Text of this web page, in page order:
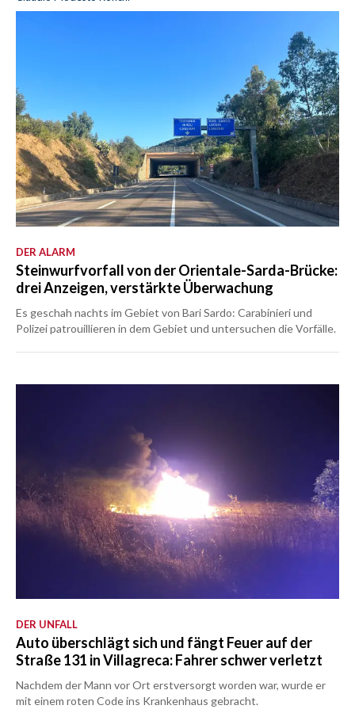
DER ALARM
Steinwurfvorfall von der Orientale-Sarda-Brücke:
drei Anzeigen, verstärkte Überwachung
Es geschah nachts im Gebiet von Bari Sardo: Carabinieri und
Polizei patrouillieren in dem Gebiet und untersuchen die Vorfälle.
DER UNFALL
Auto überschlägt sich und fängt Feuer auf der
Straße 131 in Villagreca: Fahrer schwer verletzt
Nachdem der Mann vor Ort erstversorgt worden war, wurde er
mit einem roten Code ins Krankenhaus gebracht.